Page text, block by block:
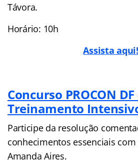
Távora.
Horário: 10h
Assista aqui!
Concurso PROCON
Treinamento
Participe da resolução
conhecimentos essenciais
Amanda Aires.